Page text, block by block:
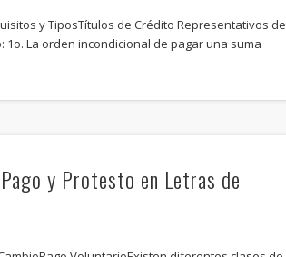
y TiposTítulos de Crédito Representativos de
1o. La orden incondicional de pagar una suma
y Protesto en Letras de